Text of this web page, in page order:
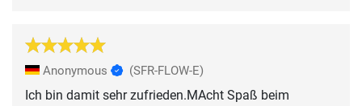
Anonymous (SFR-FLOW-E)
Ich bin damit sehr zufrieden.MAcht Spaß beim